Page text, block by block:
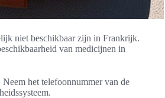
niet beschikbaar zijn in Frankrijk.
van medicijnen in
het telefoonnummer van de